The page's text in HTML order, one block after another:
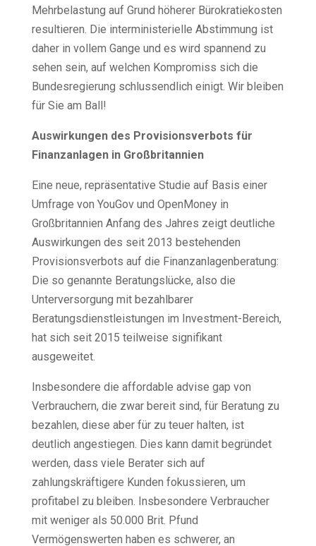
Mehrbelastung auf Grund höherer Bürokratiekosten
resultieren. Die interministerielle Abstimmung ist
daher in vollem Gange und es wird spannend zu
sehen sein, auf welchen Kompromiss sich die
Bundesregierung schlussendlich einigt. Wir bleiben
für Sie am Ball!
Auswirkungen des Provisionsverbots für
Finanzanlagen in Großbritannien
Eine neue, repräsentative Studie auf Basis einer
Umfrage von YouGov und OpenMoney in
Großbritannien Anfang des Jahres zeigt deutliche
Auswirkungen des seit 2013 bestehenden
Provisionsverbots auf die Finanzanlagenberatung:
Die so genannte Beratungslücke, also die
Unterversorgung mit bezahlbarer
Beratungsdienstleistungen im Investment-Bereich,
hat sich seit 2015 teilweise signifikant
ausgeweitet.
Insbesondere die affordable advise gap von
Verbrauchern, die zwar bereit sind, für Beratung zu
bezahlen, diese aber für zu teuer halten, ist
deutlich angestiegen. Dies kann damit begründet
werden, dass viele Berater sich auf
zahlungskräftigere Kunden fokussieren, um
profitabel zu bleiben. Insbesondere Verbraucher
mit weniger als 50.000 Brit. Pfund
Vermögenswerten haben es schwerer, an